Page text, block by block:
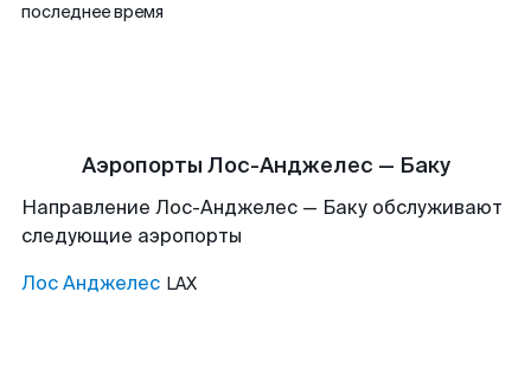
последнее время
Аэропорты Лос-Анджелес — Баку
Направление Лос-Анджелес — Баку обслуживают
следующие аэропорты
Лос Анджелес LAX